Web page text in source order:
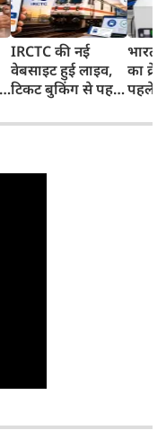
IRCTC की नई
वेबसाइट हुई लाइव,
टिकट बुकिंग से पहले
काम, जानें पूरा
भारत
का
पहले
और